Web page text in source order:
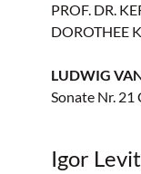
PROF. DR.
DOROTHEE
LUDWIG
Sonate Nr. 21
Igor